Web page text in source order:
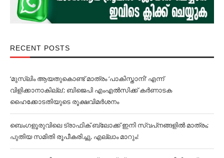
RECENT POSTS
‘മുസ്‌ലിം ആയതുകൊണ്ട് മാത്രം ‘പാകിസ്താനി’ എന്ന്
വിളിക്കാനാകില്ല’; ബിജെപി എംഎല്‍സിക്ക് കര്‍ണാടക
ഹൈക്കോടതിയുടെ രൂക്ഷവിമര്‍ശനം
ബെംഗളൂരുവിലെ ട്രാഫിക് ബ്ലോക്ക് ഇനി സ്വപ്‌നങ്ങളില്‍ മാത്രം;
പുതിയ സമിതി രൂപീകരിച്ചു, എല്ലാം മാറും!